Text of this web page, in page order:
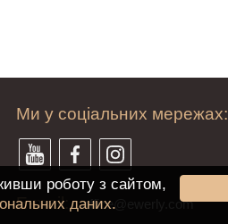
Ми у соціальних мережах:
E-mail: office@ewe rly.com
роботу з сайтом,
даних.